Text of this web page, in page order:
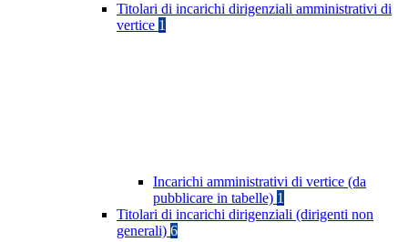
Titolari di incarichi dirigenziali amministrativi di
vertice 1
Incarichi amministrativi di vertice (da
pubblicare in tabelle) 1
Titolari di incarichi dirigenziali (dirigenti non
generali) 6